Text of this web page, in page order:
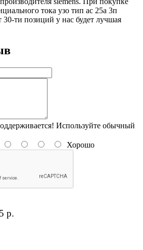
тока узо тип ac 25a 3п
30-ти позиций у нас будет лучшая
Используйте обычный
Хорошо
р.